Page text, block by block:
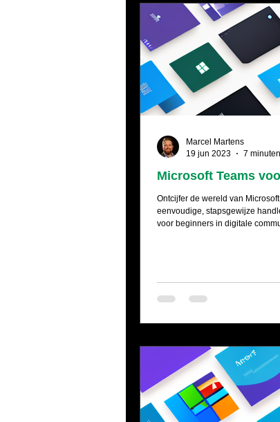
Microsoft Teams
Ontcijfer de wereld van Microsoft
eenvoudige, stapsgewijze
voor beginners in digitale
Marcel Martens
19 jun 2023
7